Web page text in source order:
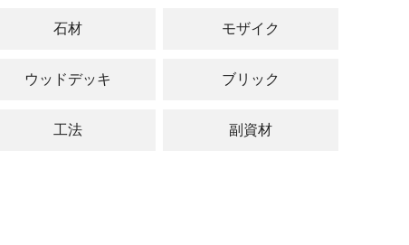
石材 モザイク
ウッドデッキ ブリック
工法 副資材